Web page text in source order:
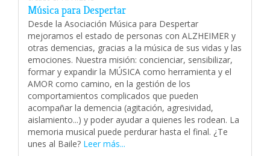
Música para Despertar
Desde la Asociación Música para Despertar
mejoramos el estado de personas con ALZHEIMER y
otras demencias, gracias a la música de sus vidas y las
emociones. Nuestra misión: concienciar, sensibilizar,
formar y expandir la MÚSICA como herramienta y el
AMOR como camino, en la gestión de los
comportamientos complicados que pueden
acompañar la demencia (agitación, agresividad,
aislamiento...) y poder ayudar a quienes les rodean. La
memoria musical puede perdurar hasta el final. ¿Te
unes al Baile? Leer más...